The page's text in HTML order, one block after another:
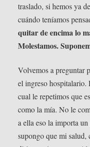
traslado, si hemos ya
cuándo teníamos
quitar de encima lo
Molestamos.
Volvemos a preguntar
el ingreso hospitalario.
cual le repetimos que
como la mía. No le
a ella eso la importa
supongo que mi salud,